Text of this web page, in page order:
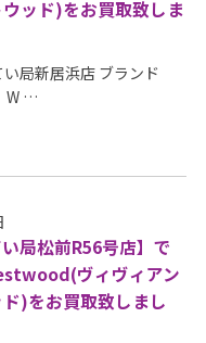
ッド)をお買取致しま
局新居浜店 ブランド
…
い局松前R56号店】で
ヴィヴィアン
)をお買取致しまし